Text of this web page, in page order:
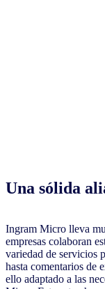
Una sólida
Ingram Micro lleva
empresas colaboran
variedad de servicios
hasta comentarios de
ello adaptado a las